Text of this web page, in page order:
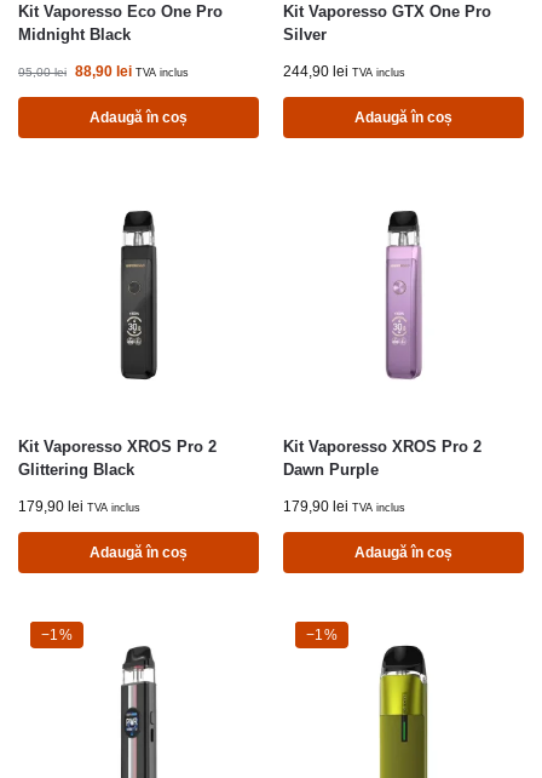
Kit Vaporesso Eco One Pro
Midnight Black
95,00lei 88,90 lei TVA inclus
Adaugă în coș
Kit Vaporesso GTX One Pro
Silver
244,90 lei TVA inclus
Adaugă în coș
Kit Vaporesso XROS Pro 2
Glittering Black
179,90 lei TVA inclus
Adaugă în coș
Kit Vaporesso XROS Pro 2
Dawn Purple
179,90 lei TVA inclus
Adaugă în coș
-1%
−1% -1%
−1%